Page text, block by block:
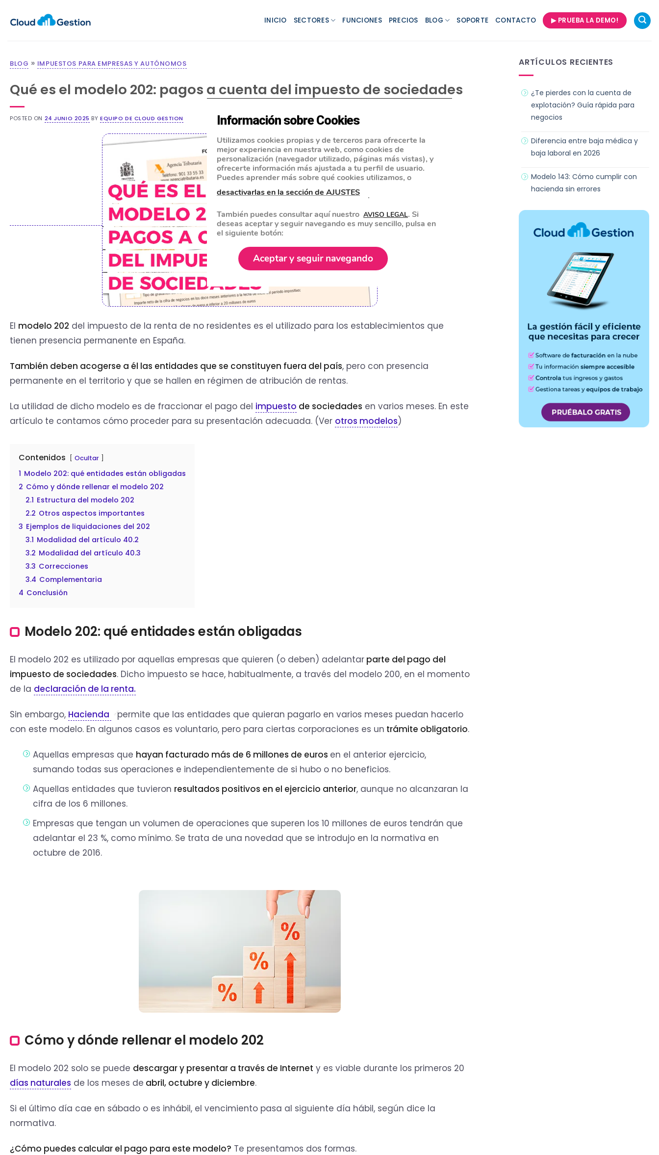
INICIO SECTORES FUNCIONES PRECIOS BLOG SOPORTE CONTACTO ▶ PRUEBA LA DEMO!
BLOG » IMPUESTOS PARA EMPRESAS Y AUTÓNOMOS
Qué es el modelo 202: pagos a cuenta del impuesto de sociedades
POSTED ON 24 JUNIO 2025 BYEQUIPO DE CLOUD GESTION
El modelo 202 del impuesto de la renta de no residentes es el utilizado para los establecimientos que
tienen presencia permanente en España.
También deben acogerse a él las entidades que se constituyen fuera del país, pero con presencia
permanente en el territorio y que se hallen en régimen de atribución de rentas.
La utilidad de dicho modelo es de fraccionar el pago del impuesto de sociedades en varios meses. En este
artículo te contamos cómo proceder para su presentación adecuada. (Ver otros modelos)
Contenidos Ocultar
1 Modelo 202: qué entidades están obligadas
2 Cómo y dónde rellenar el modelo 202
2.1 Estructura del modelo 202
2.2 Otros aspectos importantes
3 Ejemplos de liquidaciones del 202
3.1 Modalidad del artículo 40.2
3.2 Modalidad del artículo 40.3
3.3 Correcciones
3.4 Complementaria
4 Conclusión
Modelo 202: qué entidades están obligadas
El modelo 202 es utilizado por aquellas empresas que quieren (o deben) adelantar parte del pago del
impuesto de sociedades. Dicho impuesto se hace, habitualmente, a través del modelo 200, en el momento
de la declaración de la renta.
Sin embargo, Hacienda
permite que las entidades que quieran pagarlo en varios meses puedan hacerlo
con este modelo. En algunos casos es voluntario, pero para ciertas corporaciones es un trámite obligatorio.
Aquellas empresas que hayan facturado más de 6 millones de euros en el anterior ejercicio,
sumando todas sus operaciones e independientemente de si hubo o no beneficios.
Aquellas entidades que tuvieron resultados positivos en el ejercicio anterior, aunque no alcanzaran la
cifra de los 6 millones.
Empresas que tengan un volumen de operaciones que superen los 10 millones de euros tendrán que
adelantar el 23 %, como mínimo. Se trata de una novedad que se introdujo en la normativa en
octubre de 2016.
Cómo y dónde rellenar el modelo 202
El modelo 202 solo se puede descargary presentar a través de Internet y es viable durante los primeros 20
días naturales de los meses de abril, octubre y diciembre.
Si el último día cae en sábado o es inhábil, el vencimiento pasa al siguiente día hábil, según dice la
normativa.
¿Cómo puedes calcular el pago para este modelo? Te presentamos dos formas.
ARTÍCULOS RECIENTES
¿Te pierdes con la cuenta de
explotación? Guía rápida para
negocios
Diferencia entre baja médica y
baja laboral en 2026
Modelo 143: Cómo cumplir con
hacienda sin errores
Información sobre Cookies
Utilizamos cookies propias y de terceros para ofrecerte la
mejor experiencia en nuestra web, como cookies de
personalización (navegador utilizado, páginas más vistas), y
ofrecerte información más ajustada a tu perfil de usuario.
Puedes aprender más sobre qué cookies utilizamos, o
desactivarlas en la sección de AJUSTES
.
También puedes consultar aquí nuestro AVISO LEGAL. Si
deseas aceptar y seguir navegando es muy sencillo, pulsa en
el siguiente botón:
Aceptar y seguir navegando